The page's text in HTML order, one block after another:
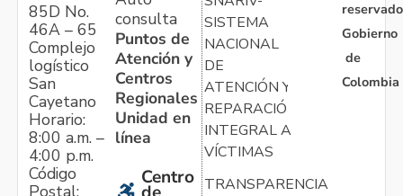
85D No.
46A – 65
Complejo
logístico
San
Cayetano
Horario:
8:00 a.m. –
4:00 p.m.
Código
consulta
Puntos de
Atención y
Centros
Regionales
Unidad en
línea
Centro
SISTEMA
NACIONAL
DE
ATENCIÓN Y
REPARACIÓN
INTEGRAL A
VÍCTIMAS
TRANSPARENCIA
Gobierno
de
Colombia